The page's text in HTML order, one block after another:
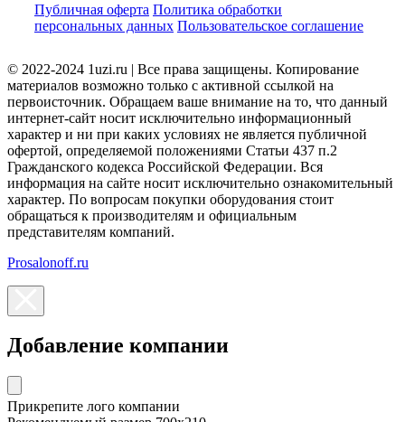
Публичная оферта Политика обработки
персональных данных Пользовательское соглашение
© 2022-2024 1uzi.ru | Все права защищены. Копирование
материалов возможно только с активной ссылкой на
первоисточник. Обращаем ваше внимание на то, что данный
интернет-сайт носит исключительно информационный
характер и ни при каких условиях не является публичной
офертой, определяемой положениями Статьи 437 п.2
Гражданского кодекса Российской Федерации. Вся
информация на сайте носит исключительно ознакомительный
характер. По вопросам покупки оборудования стоит
обращаться к производителям и официальным
представителям компаний.
Prosalonoff.ru
Добавление компании
Прикрепите лого компании